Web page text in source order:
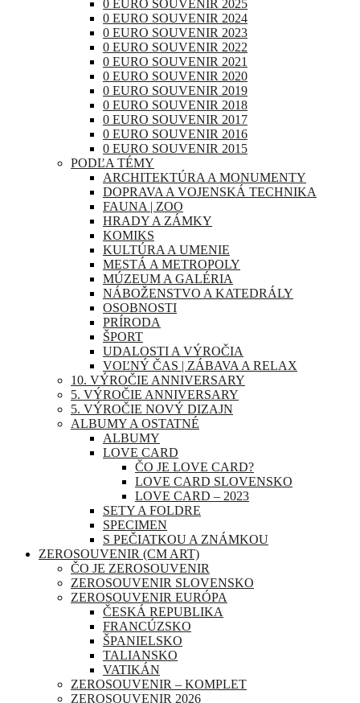
0 EURO SOUVENIR 2025
0 EURO SOUVENIR 2024
0 EURO SOUVENIR 2023
0 EURO SOUVENIR 2022
0 EURO SOUVENIR 2021
0 EURO SOUVENIR 2020
0 EURO SOUVENIR 2019
0 EURO SOUVENIR 2018
0 EURO SOUVENIR 2017
0 EURO SOUVENIR 2016
0 EURO SOUVENIR 2015
PODĽA TÉMY
ARCHITEKTÚRA A MONUMENTY
DOPRAVA A VOJENSKÁ TECHNIKA
FAUNA | ZOO
HRADY A ZÁMKY
KOMIKS
KULTÚRA A UMENIE
MESTÁ A METROPOLY
MÚZEUM A GALÉRIA
NÁBOŽENSTVO A KATEDRÁLY
OSOBNOSTI
PRÍRODA
ŠPORT
UDALOSTI A VÝROČIA
VOĽNÝ ČAS | ZÁBAVA A RELAX
10. VÝROČIE ANNIVERSARY
5. VÝROČIE ANNIVERSARY
5. VÝROČIE NOVÝ DIZAJN
ALBUMY A OSTATNÉ
ALBUMY
LOVE CARD
ČO JE LOVE CARD?
LOVE CARD SLOVENSKO
LOVE CARD – 2023
SETY A FOLDRE
SPECIMEN
S PEČIATKOU A ZNÁMKOU
ZEROSOUVENIR (CM ART)
ČO JE ZEROSOUVENIR
ZEROSOUVENIR SLOVENSKO
ZEROSOUVENIR EURÓPA
ČESKÁ REPUBLIKA
FRANCÚZSKO
ŠPANIELSKO
TALIANSKO
VATIKÁN
ZEROSOUVENIR – KOMPLET
ZEROSOUVENIR 2026